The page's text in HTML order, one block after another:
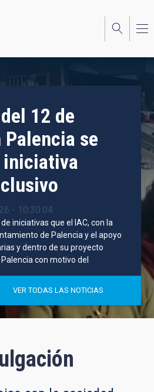
12 de
se
iniciativa
- 10:30:04
iniciativas que el IAC, con la
de Palencia y el apoyo
y dentro de su proyecto
con motivo del
VER TODAS LAS NOTICIAS